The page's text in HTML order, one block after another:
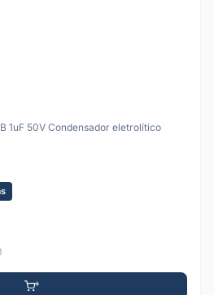
1uF 50V Condensador eletrolítico